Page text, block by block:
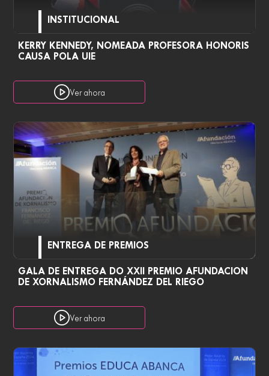
INSTITUCIONAL
KERRY KENNEDY, NOMEADA PROFESORA HONORIS
CAUSA POLA UIE
Ver ahora
ENTREGA DE PREMIOS
GALA DE ENTREGA DO XXII PREMIO AFUNDACION
DE XORNALISMO FERNÁNDEZ DEL RIEGO
Ver ahora